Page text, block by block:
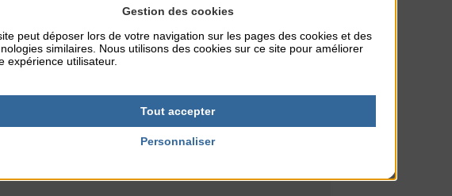
20€
Gestion des cookies
peut déposer lors de votre navigation sur les pages des cookies et des
similaires. Nous utilisons des cookies sur ce site pour améliorer
expérience utilisateur.
Tout accepter
Personnaliser